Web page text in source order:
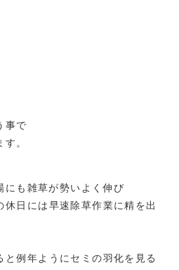
事で
。
にも雑草が勢いよく伸び
休日には早速除草作業に精を出
と例年ようにセミの羽化を見る